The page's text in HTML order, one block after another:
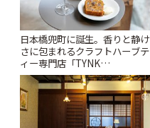
日本橋兜町に誕生。香りと静け
さに包まれるクラフトハーブテ
ィー専門店「TYNK
Kabutocho」 | ことりっぷ